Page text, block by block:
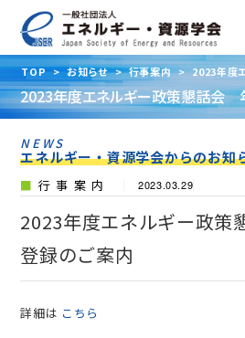
TOP > お知らせ > 行事案内 > 2023年度
加登録のご案内
2023年度エネルギー政策懇話会
NEWS
エネルギー・資源学会からのお知
行事案内 2023.03.29
2023年度エネルギー政
登録のご案内
詳細は こちら